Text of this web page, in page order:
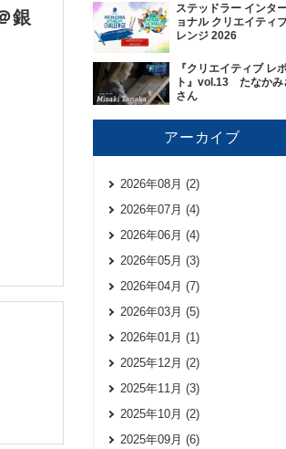
銀
ステッドラー インタ
ョナル クリエイティ
レンジ 2026
『クリエイティブ レ
ト』vol.13 たなかみ
さん
アーカイブ
2026年08月 (2)
2026年07月 (4)
2026年06月 (4)
2026年05月 (3)
2026年04月 (7)
2026年03月 (5)
2026年01月 (1)
2025年12月 (2)
2025年11月 (3)
2025年10月 (2)
2025年09月 (6)